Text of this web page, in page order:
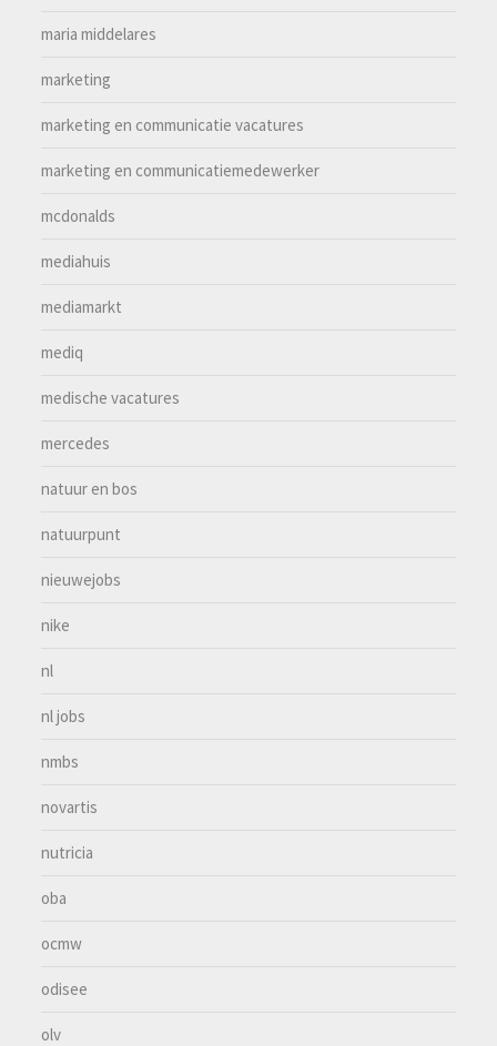
maria middelares
marketing
marketing en communicatie vacatures
marketing en communicatiemedewerker
mcdonalds
mediahuis
mediamarkt
mediq
medische vacatures
mercedes
natuur en bos
natuurpunt
nieuwejobs
nike
nl
nl jobs
nmbs
novartis
nutricia
oba
ocmw
odisee
olv